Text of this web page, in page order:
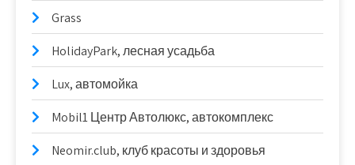
Grass
HolidayPark, лесная усадьба
Lux, автомойка
Mobil1 Центр Автолюкс, автокомплекс
Neomir.club, клуб красоты и здоровья